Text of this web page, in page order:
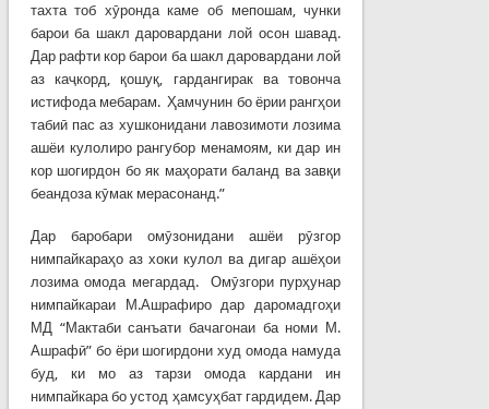
тахта тоб хӯронда каме об мепошам, чунки
барои ба шакл даровардани лой осон шавад.
Дар рафти кор барои ба шакл даровардани лой
аз каҷкорд, қошуқ, гардангирак ва товонча
истифода мебарам. Ҳамчунин бо ёрии рангҳои
табиӣ пас аз хушконидани лавозимоти лозима
ашёи кулолиро рангубор менамоям, ки дар ин
кор шогирдон бо як маҳорати баланд ва завқи
беандоза кӯмак мерасонанд.”
Дар баробари омӯзонидани ашёи рӯзгор
нимпайкараҳо аз хоки кулол ва дигар ашёҳои
лозима омода мегардад. Омӯзгори пурҳунар
нимпайкараи М.Ашрафиро дар даромадгоҳи
МД “Мактаби санъати бачагонаи ба номи М.
Ашрафӣ” бо ёри шогирдони худ омода намуда
буд, ки мо аз тарзи омода кардани ин
нимпайкара бо устод ҳамсуҳбат гардидем. Дар